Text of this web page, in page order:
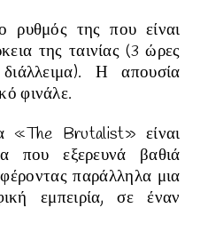
ρυθμός της που είναι
της ταινίας (3 ώρες
Η απουσία
φινάλε.
«The Brutalist» είναι
που εξερευνά βαθιά
παράλληλα μια
εμπειρία, σε έναν